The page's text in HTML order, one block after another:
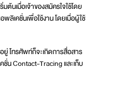
ต้นเมื่อเจ้าของสมัครใจใช้โดย
ลิเคชั่นเพื่อใช้งาน โดยเมื่อผู้ใช้
ยู่ โทรศัพท์ก็จะเกิดการสื่อสาร
Contact-Tracing และเก็บ